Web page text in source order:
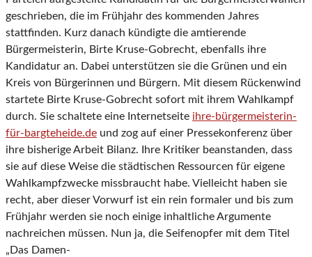
geschrieben, die im Frühjahr des kommenden Jahres
stattfinden. Kurz danach kündigte die amtierende
Bürgermeisterin, Birte Kruse-Gobrecht, ebenfalls ihre
Kandidatur an. Dabei unterstützen sie die Grünen und ein
Kreis von Bürgerinnen und Bürgern. Mit diesem Rückenwind
startete Birte Kruse-Gobrecht sofort mit ihrem Wahlkampf
durch. Sie schaltete eine Internetseite ihre-bürgermeisterin-
für-bargteheide.de und zog auf einer Pressekonferenz über
ihre bisherige Arbeit Bilanz. Ihre Kritiker beanstanden, dass
sie auf diese Weise die städtischen Ressourcen für eigene
Wahlkampfzwecke missbraucht habe. Vielleicht haben sie
recht, aber dieser Vorwurf ist ein rein formaler und bis zum
Frühjahr werden sie noch einige inhaltliche Argumente
nachreichen müssen. Nun ja, die Seifenopfer mit dem Titel
„Das Damen-